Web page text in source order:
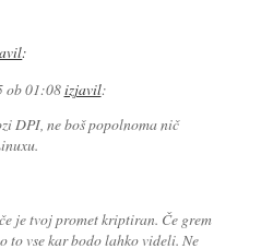
:
ob 01:08izjavil:
DPI, ne boš popolnoma nič
je tvoj promet kriptiran. Če grem
to vse kar bodo lahko videli. Ne